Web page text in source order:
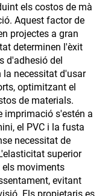
els costos de mà
Aquest factor de
projectes a gran
determinen l'èxit
d'adhesió del
necessitat d'usar
optimitzant el
de materials.
imprimació s'estén a
el PVC i la fusta
necessitat de
superior
moviments
evitant